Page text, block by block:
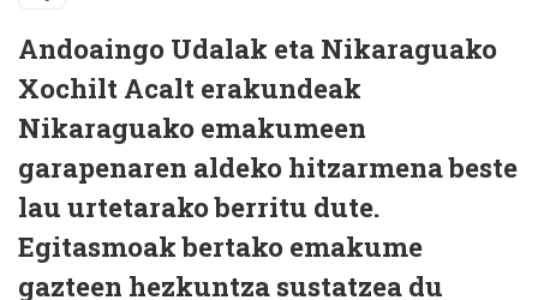
Andoaingo Udalak eta Nikaraguako
Xochilt Acalt erakundeak
Nikaraguako emakumeen
garapenaren aldeko hitzarmena beste
lau urtetarako berritu dute.
Egitasmoak bertako emakume
gazteen hezkuntza sustatzea du